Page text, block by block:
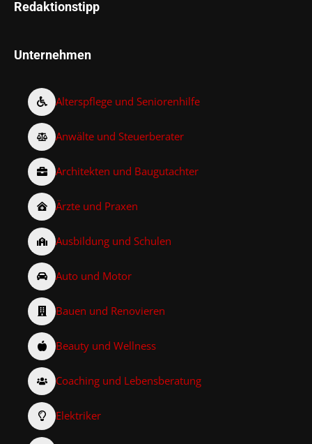
Redaktionstipp
Unternehmen
Alterspflege und Seniorenhilfe
Anwälte und Steuerberater
Architekten und Baugutachter
Ärzte und Praxen
Ausbildung und Schulen
Auto und Motor
Bauen und Renovieren
Beauty und Wellness
Coaching und Lebensberatung
Elektriker